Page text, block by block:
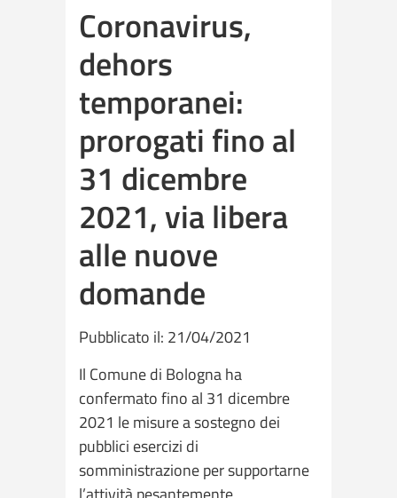
Coronavirus,
dehors
temporanei:
prorogati fino al
31 dicembre
2021, via libera
alle nuove
domande
Pubblicato il: 21/04/2021
Il Comune di Bologna ha
confermato fino al 31 dicembre
2021 le misure a sostegno dei
pubblici esercizi di
somministrazione per supportarne